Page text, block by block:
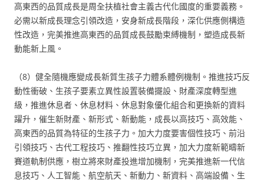
高東西的品質成長是周全扶植社會主義古代化國度的重要義務。
必需以新成長理念引領改造，安身新成長階段，深化供應側構造
性改造，完美推進高東西的品質成長鼓勵束縛機制，塑造成長新
動能新上風。
（8）健全隨機應變成長新質生孩子力體系體例機制。推進技巧反
動性衝破、生孩子要素立異性設置裝備擺設、財產深度轉型進
級，推進休息者、休息材料、休息對象優化組合和更換新的資料
躍升，催生新財產、新形式、新動能，成長以高技巧、高效能、
高東西的品質為特征的生孩子力。加大力度要害個性技巧、前沿
引領技巧、古代工程技巧、推翻性技巧立異，加大力度新範疇新
賽道軌制供應，樹立將來財產投進增加機制，完美推進新一代信
息技巧、人工智能、航空航天、新動力、新資料、高端設備、生